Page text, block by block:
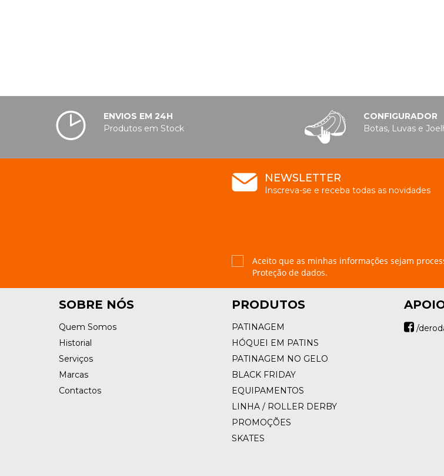
ENVIOS EM 24H
Produtos em Stock
CONFIGURADOR
Botas, Luvas e
NEWSLETTER
Inscreva-se e receba todas as novidades
Aceito que as minhas informações sejam
Proteção de dados.
SOBRE NÓS
Quem Somos
Historial
Serviços
Marcas
Contactos
PRODUTOS
PATINAGEM
HÓQUEI EM PATINS
PATINAGEM NO GELO
BLACK FRIDAY
EQUIPAMENTOS
LINHA / ROLLER DERBY
PROMOÇÕES
SKATES
/